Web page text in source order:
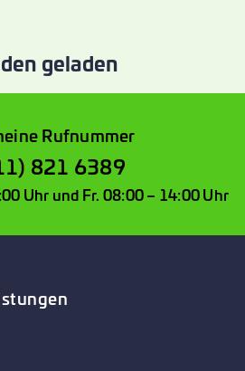
geladen
Rufnummer
821 6389
Uhr und Fr. 08:00 – 14:00 Uhr